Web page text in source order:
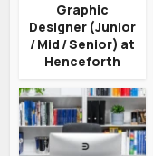
Graphic
Designer (Junior
/ Mid / Senior) at
Henceforth